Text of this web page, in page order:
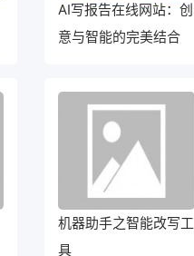
AI写报告在线网站：创
意与智能的完美结合
机器助手之智能改写工
具